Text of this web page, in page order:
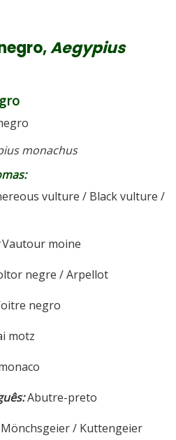
Aegypius
monachus
vulture / Black vulture /
Vautour moine
negre / Arpellot
negro
motz
Abutre-preto
/ Kuttengeier